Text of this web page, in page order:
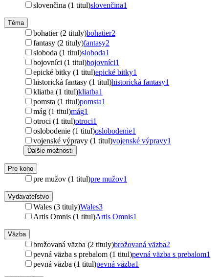
slovenčina (1 titul)slovenčina1
Téma
bohatier (2 tituly)bohatier2
fantasy (2 tituly)fantasy2
sloboda (1 titul)sloboda1
bojovníci (1 titul)bojovníci1
epické bitky (1 titul)epické bitky1
historická fantasy (1 titul)historická fantasy1
kliatba (1 titul)kliatba1
pomsta (1 titul)pomsta1
mág (1 titul)mág1
otroci (1 titul)otroci1
oslobodenie (1 titul)oslobodenie1
vojenské výpravy (1 titul)vojenské výpravy1
Ďalšie možnosti
Pre koho
pre mužov (1 titul)pre mužov1
Vydavateľstvo
Wales (3 tituly)Wales3
Artis Omnis (1 titul)Artis Omnis1
Väzba
brožovaná väzba (2 tituly)brožovaná väzba2
pevná väzba s prebalom (1 titul)pevná väzba s prebalom1
pevná väzba (1 titul)pevná väzba1